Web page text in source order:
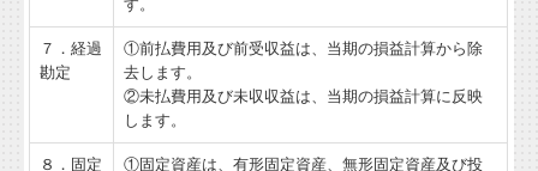
す。
７．経過
勘定
①前払費用及び前受収益は、当期の損益計算から除
去します。
②未払費用及び未収収益は、当期の損益計算に反映
します。
８．固定
①固定資産は、有形固定資産、無形固定資産及び投